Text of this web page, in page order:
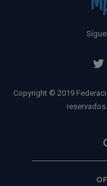
Copyright © 2019